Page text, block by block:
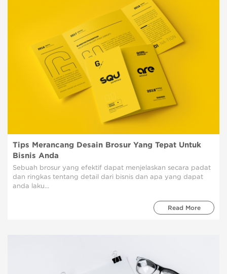
Tips Merancang Desain Brosur Yang Tepat Untuk
Bisnis Anda
Sebuah brosur yang efektif dapat menjelaskan secara padat
dan ringkas tentang detail dari bisnis dan apa yang dapat
anda laku...
Read More